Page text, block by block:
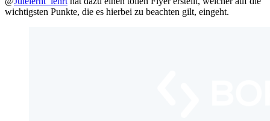
wichtigsten Punkte, die es hierbei zu beachten gilt, eingeht.